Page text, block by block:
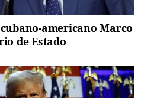
americano Marco
de Estado